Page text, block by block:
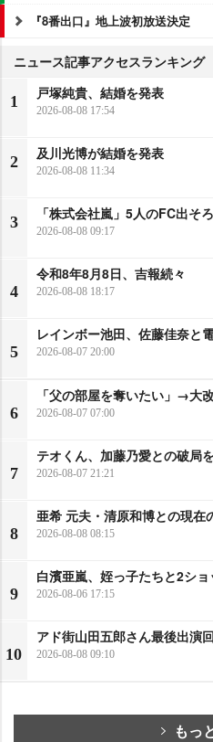
『8番出口』地上波初放送決定
ニュース記事アクセスランキング
1
戸塚純貴、結婚を発表
2026-08-08 17:54
2
及川光博が結婚を発表
2026-08-08 11:34
3
「株式会社嵐」5人のFC出そ
2026-08-08 09:17
4
令和8年8月8日、吉報続々
2026-08-08 18:17
5
レインボー池田、佐藤佳奈と
2026-08-07 20:00
6
「父の部屋を奪いたい」→大
2026-08-07 07:00
7
テオくん、加藤乃愛との破局
2026-08-07 21:21
8
亜希 元夫・清原和博との現在
2026-08-08 08:15
9
白濱亜嵐、姪っ子たちと2ショ
2026-08-06 17:15
10
アド街山田五郎さん最後出演
2026-08-08 09:10
もっ